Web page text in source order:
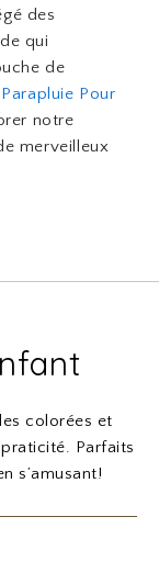
des
qui
de
Parapluie Pour
notre
merveilleux
colorées et
Parfaits
s’amusant!